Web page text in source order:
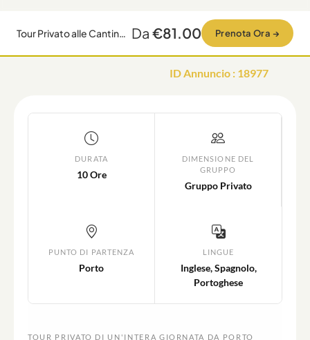
Tour Privato alle Cantine della Valle del Douro da Porto Da €81.00 Prenota Ora →
ID Annuncio : 18977
DURATA
10 Ore
DIMENSIONE DEL
GRUPPO
Gruppo Privato
PUNTO DI PARTENZA
Porto
LINGUE
Inglese, Spagnolo,
Portoghese
TOUR PRIVATO DI UN'INTERA GIORNATA DA PORTO